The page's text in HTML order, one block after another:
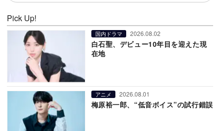
Pick Up!
国内ドラマ 2026.08.02
白石聖、デビュー10年目を迎えた現
在地
アニメ 2026.08.01
梅原裕一郎、“低音ボイス”の試行錯誤